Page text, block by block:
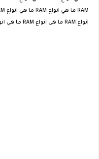
انواع RAM ما هي انواع RAM ما هي انواع RAM ما هي انواع RAM